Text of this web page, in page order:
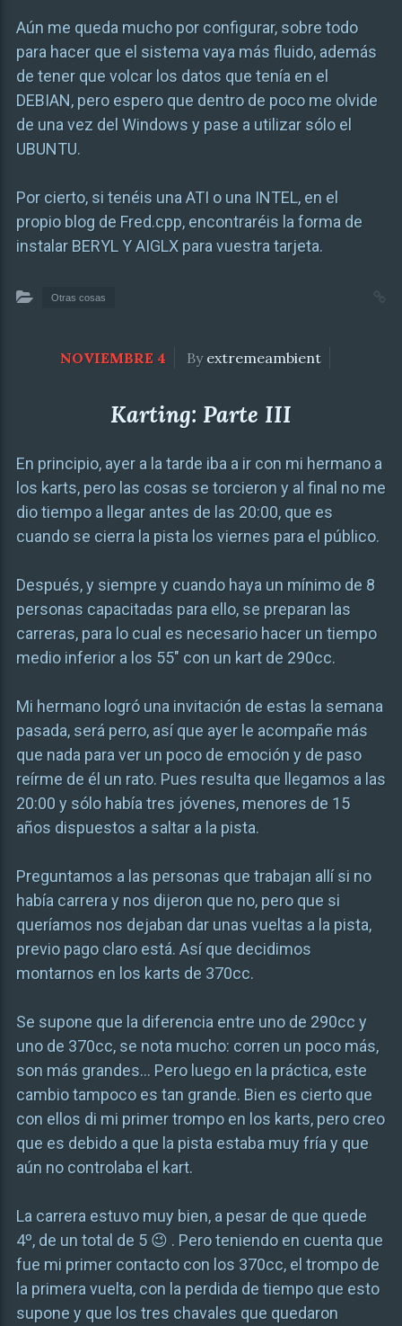
Aún me queda mucho por configurar, sobre todo
para hacer que el sistema vaya más fluido, además
de tener que volcar los datos que tenía en el
DEBIAN, pero espero que dentro de poco me olvide
de una vez del Windows y pase a utilizar sólo el
UBUNTU.
Por cierto, si tenéis una ATI o una INTEL, en el
propio blog de Fred.cpp, encontraréis la forma de
instalar BERYL Y AIGLX para vuestra tarjeta.
Otras cosas
NOVIEMBRE 4 By extremeambient
Karting: Parte III
En principio, ayer a la tarde iba a ir con mi hermano a
los karts, pero las cosas se torcieron y al final no me
dio tiempo a llegar antes de las 20:00, que es
cuando se cierra la pista los viernes para el público.
Después, y siempre y cuando haya un mínimo de 8
personas capacitadas para ello, se preparan las
carreras, para lo cual es necesario hacer un tiempo
medio inferior a los 55″ con un kart de 290cc.
Mi hermano logró una invitación de estas la semana
pasada, será perro, así que ayer le acompañe más
que nada para ver un poco de emoción y de paso
reírme de él un rato. Pues resulta que llegamos a las
20:00 y sólo había tres jóvenes, menores de 15
años dispuestos a saltar a la pista.
Preguntamos a las personas que trabajan allí si no
había carrera y nos dijeron que no, pero que si
queríamos nos dejaban dar unas vueltas a la pista,
previo pago claro está. Así que decidimos
montarnos en los karts de 370cc.
Se supone que la diferencia entre uno de 290cc y
uno de 370cc, se nota mucho: corren un poco más,
son más grandes… Pero luego en la práctica, este
cambio tampoco es tan grande. Bien es cierto que
con ellos di mi primer trompo en los karts, pero creo
que es debido a que la pista estaba muy fría y que
aún no controlaba el kart.
La carrera estuvo muy bien, a pesar de que quede
4º, de un total de 5 😉 . Pero teniendo en cuenta que
fue mi primer contacto con los 370cc, el trompo de
la primera vuelta, con la perdida de tiempo que esto
supone y que los tres chavales que quedaron